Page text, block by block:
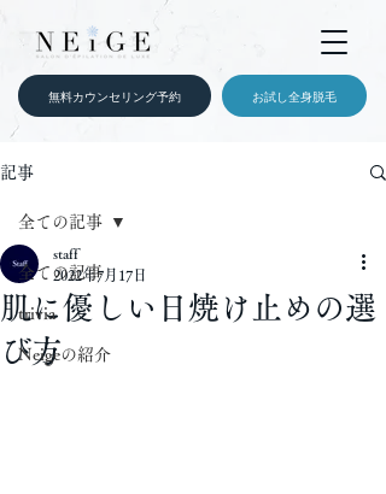
無料カウンセリング予約 お試し全身脱毛
記事
全ての記事
trivia
Neigeの紹介
全ての記事
肌に優しい日焼け止めの選
び方
staff
2022年7月17日